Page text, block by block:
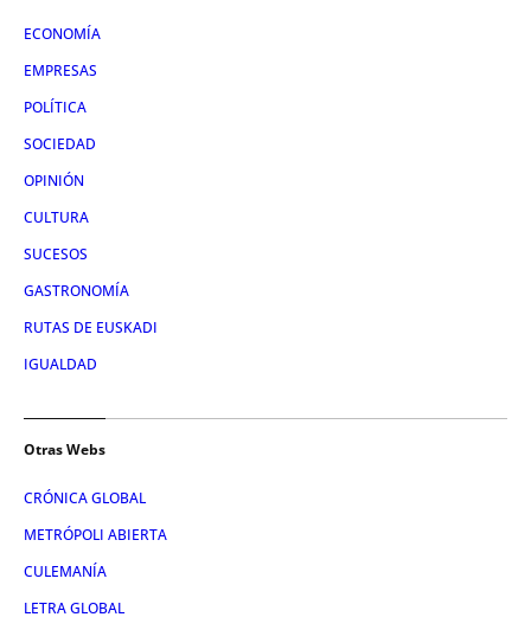
ECONOMÍA
EMPRESAS
POLÍTICA
SOCIEDAD
OPINIÓN
CULTURA
SUCESOS
GASTRONOMÍA
RUTAS DE EUSKADI
IGUALDAD
Otras Webs
CRÓNICA GLOBAL
METRÓPOLI ABIERTA
CULEMANÍA
LETRA GLOBAL